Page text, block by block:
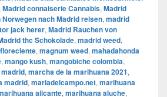
Madrid connaiserie Cannabis, Madrid
nach Madrid reisen, madrid
jack herer, Madrid Rauchen von
thc Schokolade, madrid weed,
, magnum weed, mahadahonda
, mango kush, mangobiche colombia,
, marcha de la marihuana 2021,
madrid, mariadelcampo.net, marihuana
alicante, marihuana aluche,